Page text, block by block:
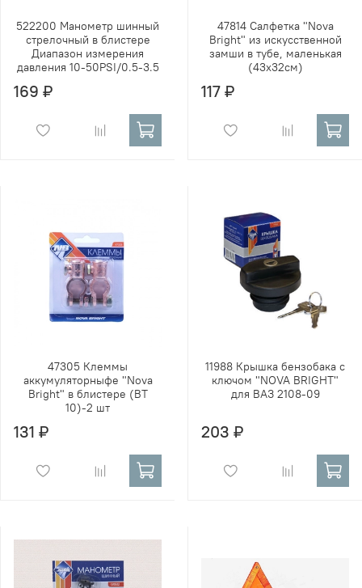
522200 Манометр шинный
стрелочный в блистере
Диапазон измерения
давления 10-50PSI/0.5-3.5
169 ₽
47814 Салфетка "Nova
Bright" из искусственной
замши в тубе, маленькая
(43х32см)
117 ₽
47305 Клеммы
аккумуляторныфе "Nova
Bright" в блистере (ВТ
10)-2 шт
131 ₽
11988 Крышка бензобака с
ключом "NOVA BRIGHT"
для ВАЗ 2108-09
203 ₽